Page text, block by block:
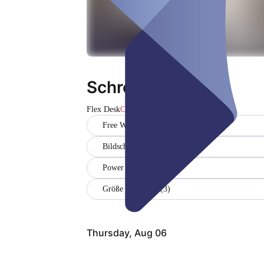
Schreibtisch 6
Flex DeskClosed
Free WiFi
Bildschirmarbeitsplatz (1)
Power outlets (1)
Größe des Büros (3)
Thursday, Aug 06